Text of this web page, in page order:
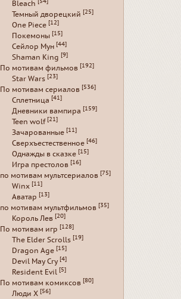
Bleach [54]
Темный дворецкий [25]
One Piece [12]
Покемоны [15]
Сейлор Мун [44]
Shaman King [9]
По мотивам фильмов [192]
Star Wars [23]
По мотивам сериалов [536]
Сплетница [41]
Дневники вампира [159]
Teen wolf [21]
Зачарованные [11]
Сверхъестественное [46]
Однажды в сказке [15]
Игра престолов [16]
по мотивам мультсериалов [75]
Winx [11]
Аватар [13]
по мотивам мультфильмов [35]
Король Лев [20]
По мотивам игр [128]
The Elder Scrolls [19]
Dragon Age [15]
Devil May Cry [4]
Resident Evil [5]
По мотивам комиксов [80]
Люди Х [56]